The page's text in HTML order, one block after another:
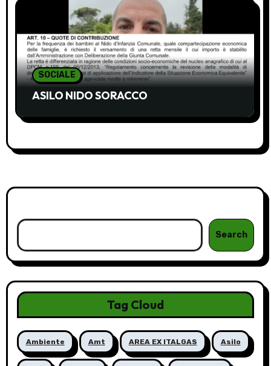
SOCIALE
ASILO NIDO SORACCO
Search
Tag Cloud
Ambiente Amt AREA EX ITALGAS Asilo